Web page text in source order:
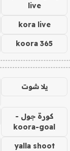
live
kora live
koora 365
يلا شوت
كورة جول -
koora-goal
yalla shoot